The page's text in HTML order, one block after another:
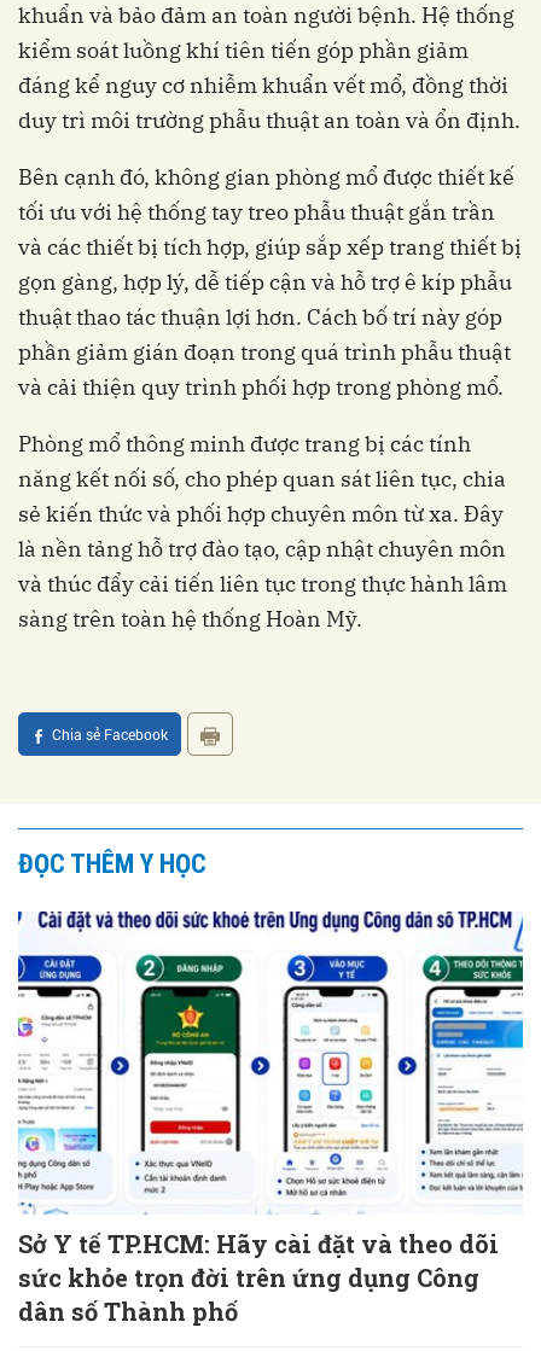
khuẩn và bảo đảm an toàn người bệnh. Hệ thống
kiểm soát luồng khí tiên tiến góp phần giảm
đáng kể nguy cơ nhiễm khuẩn vết mổ, đồng thời
duy trì môi trường phẫu thuật an toàn và ổn định.
Bên cạnh đó, không gian phòng mổ được thiết kế
tối ưu với hệ thống tay treo phẫu thuật gắn trần
và các thiết bị tích hợp, giúp sắp xếp trang thiết bị
gọn gàng, hợp lý, dễ tiếp cận và hỗ trợ ê kíp phẫu
thuật thao tác thuận lợi hơn. Cách bố trí này góp
phần giảm gián đoạn trong quá trình phẫu thuật
và cải thiện quy trình phối hợp trong phòng mổ.
Phòng mổ thông minh được trang bị các tính
năng kết nối số, cho phép quan sát liên tục, chia
sẻ kiến thức và phối hợp chuyên môn từ xa. Đây
là nền tảng hỗ trợ đào tạo, cập nhật chuyên môn
và thúc đẩy cải tiến liên tục trong thực hành lâm
sàng trên toàn hệ thống Hoàn Mỹ.
Chia sẻ Facebook
ĐỌC THÊM Y HỌC
Sở Y tế TP.HCM: Hãy cài đặt và theo dõi
sức khỏe trọn đời trên ứng dụng Công
dân số Thành phố